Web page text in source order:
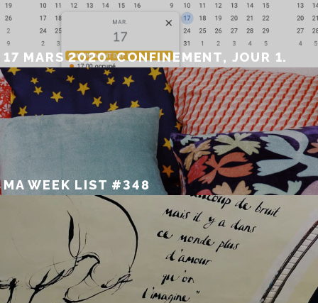
17 MARS 2020. CONFINEMENT, JOUR 1.
MA WEEK LIST #348